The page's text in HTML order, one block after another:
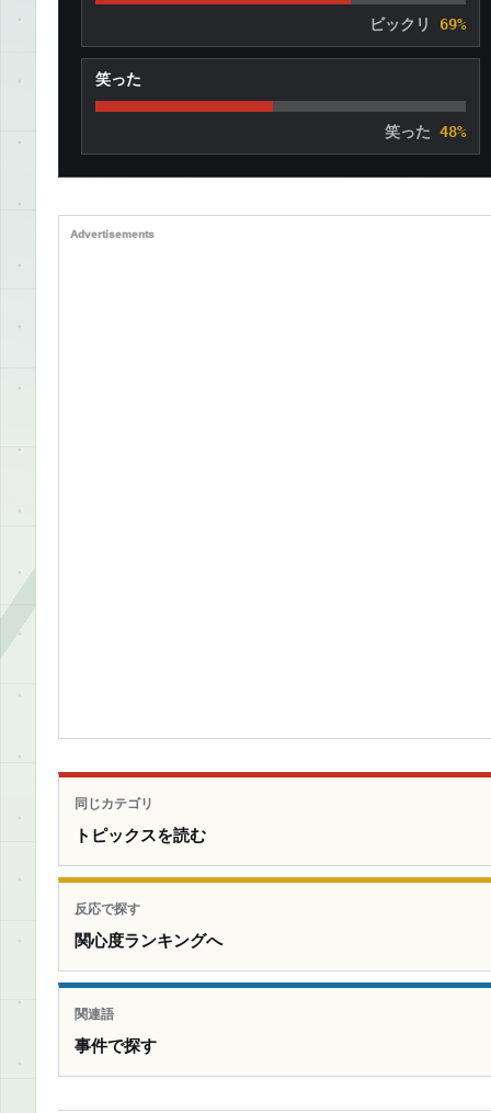
ビックリ 69%
笑った
笑った 48%
Advertisements
同じカテゴリ
トピックスを読む
反応で探す
関心度ランキングへ
関連語
事件で探す